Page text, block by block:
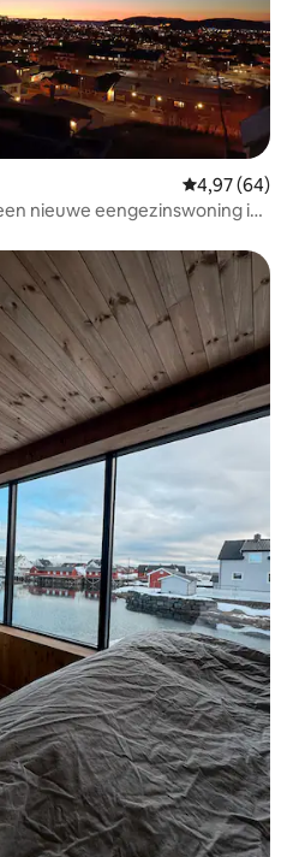
Gemiddelde
4,97 (64)
nieuwe eengezinswoning in